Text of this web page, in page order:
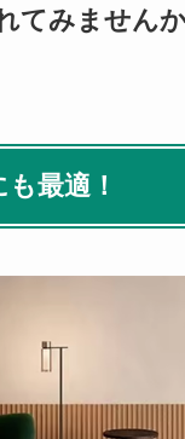
てみません
最適！